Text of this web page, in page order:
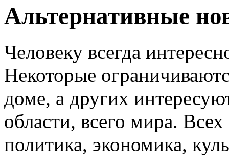
Альтернативные
Человеку всегда
Некоторые
доме, а других
области, всего мира.
политика, экономика,